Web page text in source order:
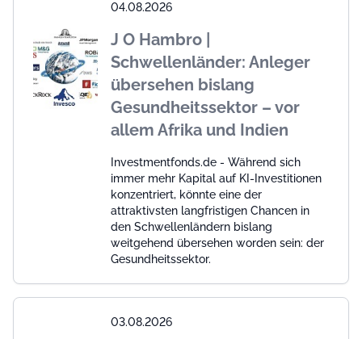
04.08.2026
J O Hambro |
Schwellenländer: Anleger
übersehen bislang
Gesundheitssektor – vor
allem Afrika und Indien
Investmentfonds.de - Während sich
immer mehr Kapital auf KI-Investitionen
konzentriert, könnte eine der
attraktivsten langfristigen Chancen in
den Schwellenländern bislang
weitgehend übersehen worden sein: der
Gesundheitssektor.
03.08.2026